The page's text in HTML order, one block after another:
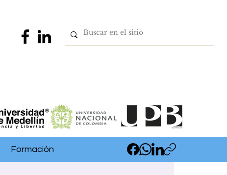
Formación